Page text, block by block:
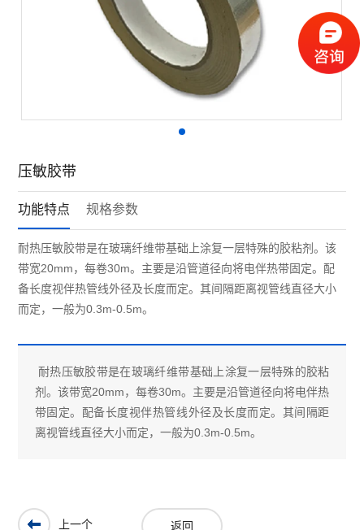
压敏胶带
功能特点 规格参数
耐热压敏胶带是在玻璃纤维带基础上涂复一层特殊的胶粘剂。该
带宽20mm，每卷30m。主要是沿管道径向将电伴热带固定。配
备长度视伴热管线外径及长度而定。其间隔距离视管线直径大小
而定，一般为0.3m-0.5m。
耐热压敏胶带是在玻璃纤维带基础上涂复一层特殊的胶粘
剂。该带宽20mm，每卷30m。主要是沿管道径向将电伴热
带固定。配备长度视伴热管线外径及长度而定。其间隔距
离视管线直径大小而定，一般为0.3m-0.5m。
上一个 返回